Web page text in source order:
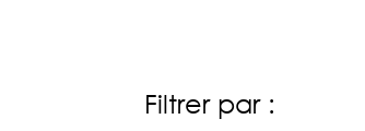
Filtrer par :